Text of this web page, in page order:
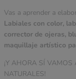
Vas a aprender a
Labiales con color,
corrector de ojeras,
maquillaje artístico
¡Y AHORA SÍ VAMOS
NATURALES!